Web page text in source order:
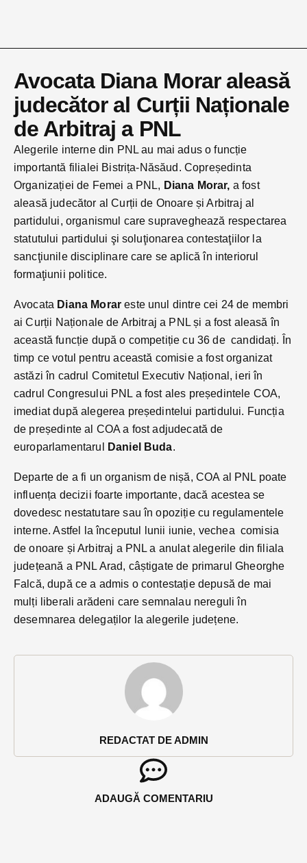
Avocata Diana Morar aleasă
judecător al Curții Naționale
de Arbitraj a PNL
REDACTAT DE ADMIN
ADAUGĂ COMENTARIU
Alegerile interne din PNL au mai adus o funcție
importantă filialei Bistrița-Năsăud. Copreședinta
Organizației de Femei a PNL, Diana Morar, a fost
aleasă judecător al Curții de Onoare și Arbitraj al
partidului, organismul care supraveghează respectarea
statutului partidului şi soluţionarea contestaţiilor la
sancţiunile disciplinare care se aplică în interiorul
formaţiunii politice.
Avocata Diana Morar este unul dintre cei 24 de membri
ai Curții Naționale de Arbitraj a PNL și a fost aleasă în
această funcție după o competiție cu 36 de candidați. În
timp ce votul pentru această comisie a fost organizat
astăzi în cadrul Comitetul Executiv Național, ieri în
cadrul Congresului PNL a fost ales președintele COA,
imediat după alegerea președintelui partidului. Funcția
de președinte al COA a fost adjudecată de
europarlamentarul
Daniel Buda.
Departe de a fi un organism de nișă, COA al PNL poate
influența decizii foarte importante, dacă acestea se
dovedesc nestatutare sau în opoziție cu regulamentele
interne. Astfel la începutul lunii iunie, vechea comisia
de onoare și Arbitraj a PNL a anulat alegerile din filiala
județeană a PNL Arad, câștigate de primarul Gheorghe
Falcă, după ce a admis o contestație depusă de mai
mulți liberali arădeni care semnalau nereguli în
desemnarea delegaților la alegerile județene.